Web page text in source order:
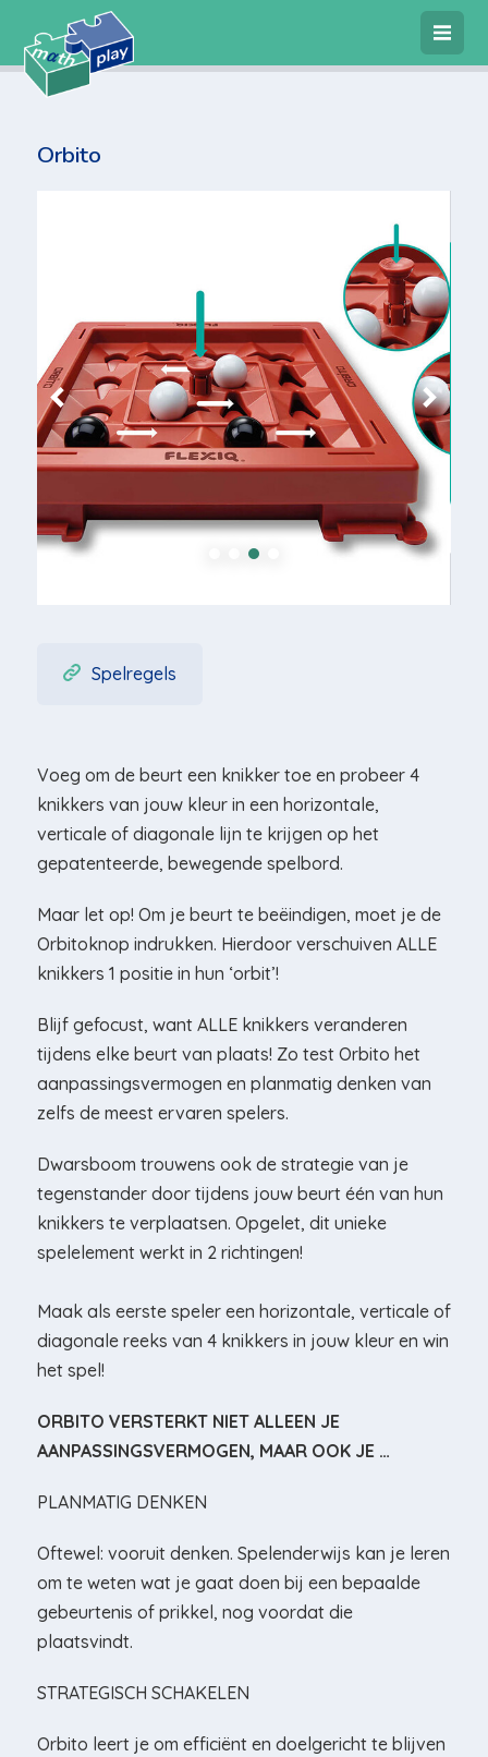
Orbito
Spelregels
Voeg om de beurt een knikker toe en probeer 4
knikkers van jouw kleur in een horizontale,
verticale of diagonale lijn te krijgen op het
gepatenteerde, bewegende spelbord.
Maar let op! Om je beurt te beëindigen, moet je de
Orbitoknop indrukken. Hierdoor verschuiven ALLE
knikkers 1 positie in hun ‘orbit’!
Blijf gefocust, want ALLE knikkers veranderen
tijdens elke beurt van plaats! Zo test Orbito het
aanpassingsvermogen en planmatig denken van
zelfs de meest ervaren spelers.
Dwarsboom trouwens ook de strategie van je
tegenstander door tijdens jouw beurt één van hun
knikkers te verplaatsen. Opgelet, dit unieke
spelelement werkt in 2 richtingen!
Maak als eerste speler een horizontale, verticale of
diagonale reeks van 4 knikkers in jouw kleur en win
het spel!
ORBITO VERSTERKT NIET ALLEEN JE
AANPASSINGS­VERMOGEN, MAAR OOK JE …
PLANMATIG DENKEN
Oftewel: vooruit denken. Spelenderwijs kan je leren
om te weten wat je gaat doen bij een bepaalde
gebeurtenis of prikkel, nog voordat die
plaatsvindt.
STRATEGISCH SCHAKELEN
Orbito leert je om efficiënt en doelgericht te blijven
artikelen
€ 1234,68